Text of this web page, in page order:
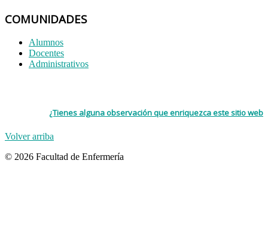
COMUNIDADES
Alumnos
Docentes
Administrativos
¿Tienes alguna observación que enriquezca este sitio web
Volver arriba
© 2026 Facultad de Enfermería